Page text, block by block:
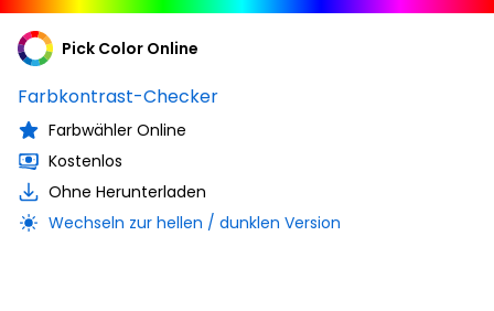
Pick Color Online
Farbkontrast-Checker
Farbwähler Online
Kostenlos
Ohne Herunterladen
Wechseln zur hellen / dunklen Version